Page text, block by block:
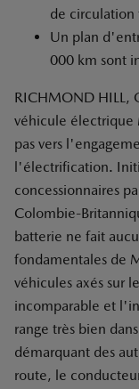
de circulation
Un plan
000 km sont
RICHMOND HILL,
véhicule électrique
pas vers
l'électrification.
concessionnaires
Colombie-
batterie ne fait
fondamentales de
véhicules axés sur
incomparable et
range très bien
démarquant des
route, le